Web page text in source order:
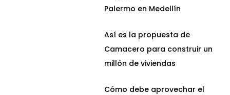
Palermo en Medellín
Así es la propuesta de
Camacero para construir un
millón de viviendas
Cómo debe aprovechar el